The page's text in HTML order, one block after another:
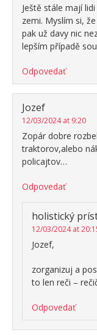
Ještě stále mají
zemi. Myslím si,
pak už davy nic
lepším případě
Odpovedať
Jozef
12/03/2024 at 9:20
Zopár dobre
traktorov,alebo
policajtov…
Odpovedať
holistický
12/03/2024 at
Jozef,
zorganizuj a
to len reči –
Odpovedať